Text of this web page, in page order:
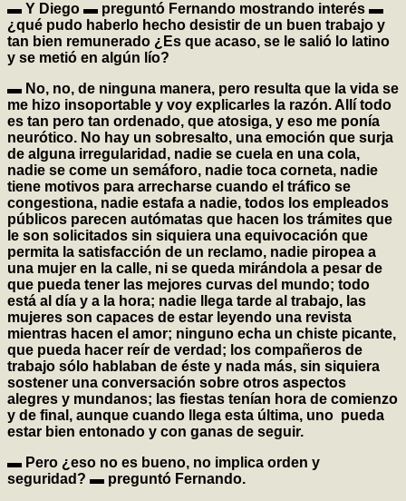
▬ Y Diego ▬ preguntó Fernando mostrando interés ▬
¿qué pudo haberlo hecho desistir de un buen trabajo y
tan bien remunerado ¿Es que acaso, se le salió lo latino
y se metió en algún lío?
▬ No, no, de ninguna manera, pero resulta que la vida se
me hizo insoportable y voy explicarles la razón. Allí todo
es tan pero tan ordenado, que atosiga, y eso me ponía
neurótico. No hay un sobresalto, una emoción que surja
de alguna irregularidad, nadie se cuela en una cola,
nadie se come un semáforo, nadie toca corneta, nadie
tiene motivos para arrecharse cuando el tráfico se
congestiona, nadie estafa a nadie, todos los empleados
públicos parecen autómatas que hacen los trámites que
le son solicitados sin siquiera una equivocación que
permita la satisfacción de un reclamo, nadie piropea a
una mujer en la calle, ni se queda mirándola a pesar de
que pueda tener las mejores curvas del mundo; todo
está al día y a la hora; nadie llega tarde al trabajo, las
mujeres son capaces de estar leyendo una revista
mientras hacen el amor; ninguno echa un chiste picante,
que pueda hacer reír de verdad; los compañeros de
trabajo sólo hablaban de éste y nada más, sin siquiera
sostener una conversación sobre otros aspectos
alegres y mundanos; las fiestas tenían hora de comienzo
y de final, aunque cuando llega esta última, uno pueda
estar bien entonado y con ganas de seguir.
▬ Pero ¿eso no es bueno, no implica orden y
seguridad? ▬ preguntó Fernando.